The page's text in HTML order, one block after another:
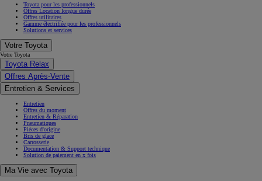
Toyota pour les professionnels
Offres Location longue durée
Offres utilitaires
Gamme électrifiée pour les professionnels
Solutions et services
Votre Toyota
Votre Toyota
Toyota Relax
Offres Après-Vente
Entretien & Services
Entretien
Offres du moment
Entretien & Réparation
Pneumatiques
Pièces d'origine
Bris de glace
Carrosserie
Documentation & Support technique
Solution de paiement en x fois
Ma Vie avec Toyota